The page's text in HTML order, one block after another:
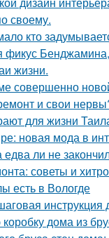
своему.
кто
Бенджамина,
жизни.
совершенно
и свои
для жизни
новая мода в
ли не
советы и
есть в Вологде
дома из